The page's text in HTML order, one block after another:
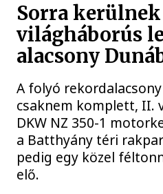
Sorra
világháborús
alacsony
A folyó
csaknem komplett, II.
DKW NZ 350-1
a Batthyány téri
pedig egy közel
elő.